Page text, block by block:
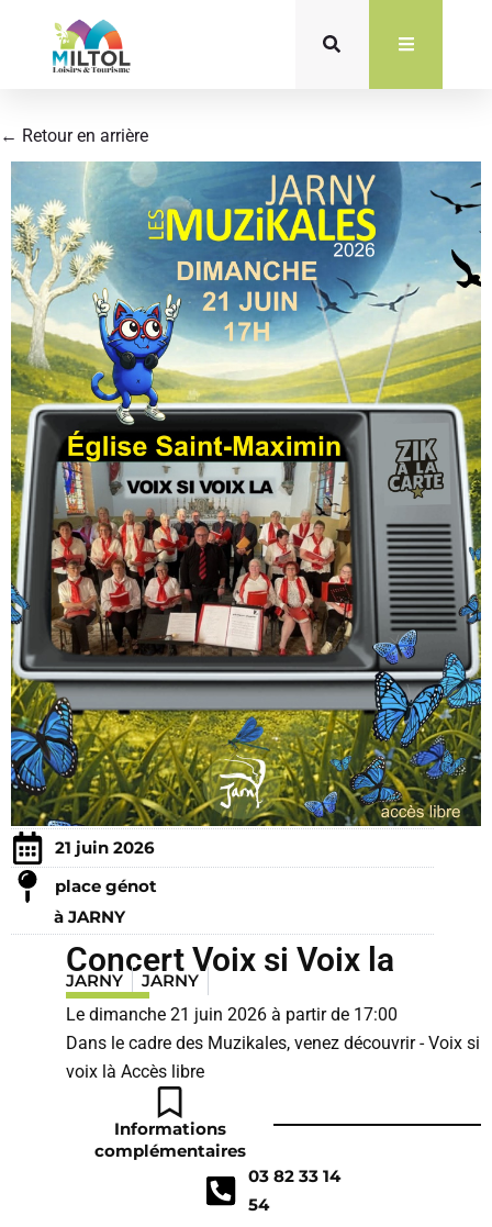
contenu
← Retour en arrière
21 juin 2026
place génot
à JARNY
Concert Voix si Voix la
JARNY
JARNY
Le dimanche 21 juin 2026 à partir de 17:00
Dans le cadre des Muzikales, venez découvrir - Voix si
voix là Accès libre
Informations
complémentaires
03 82 33 14
54